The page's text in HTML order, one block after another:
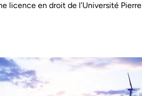
licence en droit de l’Université Pierre